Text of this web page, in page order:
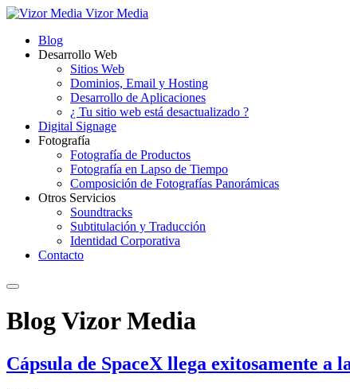
Vizor Media
Blog
Desarrollo Web
Sitios Web
Dominios, Email y Hosting
Desarrollo de Aplicaciones
¿ Tu sitio web está desactualizado ?
Digital Signage
Fotografía
Fotografía de Productos
Fotografía en Lapso de Tiempo
Composición de Fotografías Panorámicas
Otros Servicios
Soundtracks
Subtitulación y Traducción
Identidad Corporativa
Contacto
Blog Vizor Media
Cápsula de SpaceX llega exitosamente a